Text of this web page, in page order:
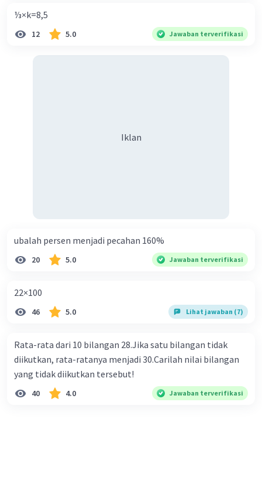
⅓×k=8,5
12 5.0 Jawaban terverifikasi
Iklan
ubalah persen menjadi pecahan 160%
20 5.0 Jawaban terverifikasi
22×100
46 5.0 Lihat jawaban (7)
Rata-rata dari 10 bilangan 28.Jika satu bilangan tidak
diikutkan, rata-ratanya menjadi 30.Carilah nilai bilangan
yang tidak diikutkan tersebut!
40 4.0 Jawaban terverifikasi